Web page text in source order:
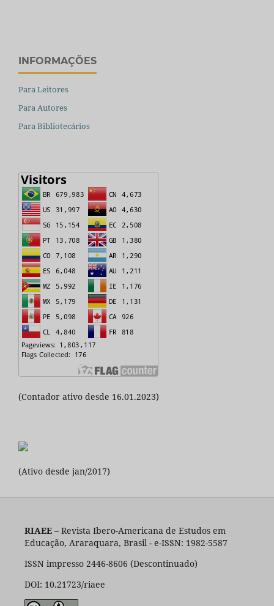
INFORMAÇÕES
Para Leitores
Para Autores
Para Bibliotecários
(Contador ativo desde 16.01.2023)
(Ativo desde jan/2017)
RIAEE– Revista Ibero-Americana de Estudos em
Educação, Araraquara, Brasil - e-ISSN: 1982-5587
ISSN impresso 2446-8606 (Descontinuado)
DOI: 10.21723/riaee